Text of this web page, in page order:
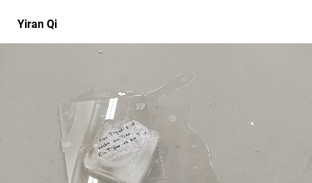
Yiran Qi